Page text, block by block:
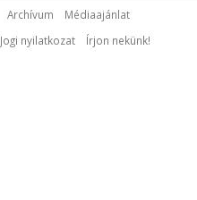
Archívum
Médiaajánlat
Jogi nyilatkozat Írjon nekünk!